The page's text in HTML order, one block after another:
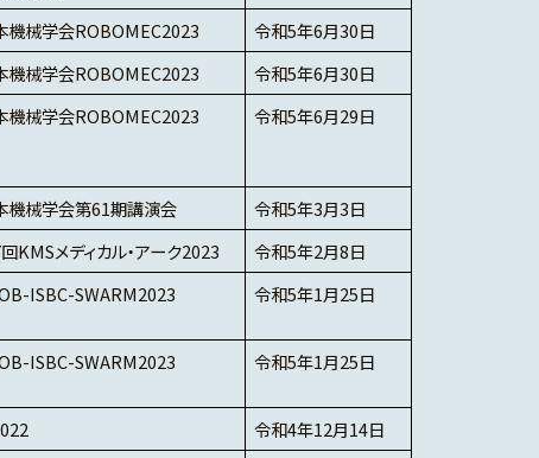
機械学会ROBOMEC2023
令和5年6月30日
機械学会ROBOMEC2023
令和5年6月30日
機械学会ROBOMEC2023 令和5年6月29日
機械学会第61期講演会
令和5年3月3日
KMSメディカル・アーク2023
令和5年2月8日
ISBC-SWARM2023 令和5年1月25日
ISBC-SWARM2023 令和5年1月25日
令和4年12月14日